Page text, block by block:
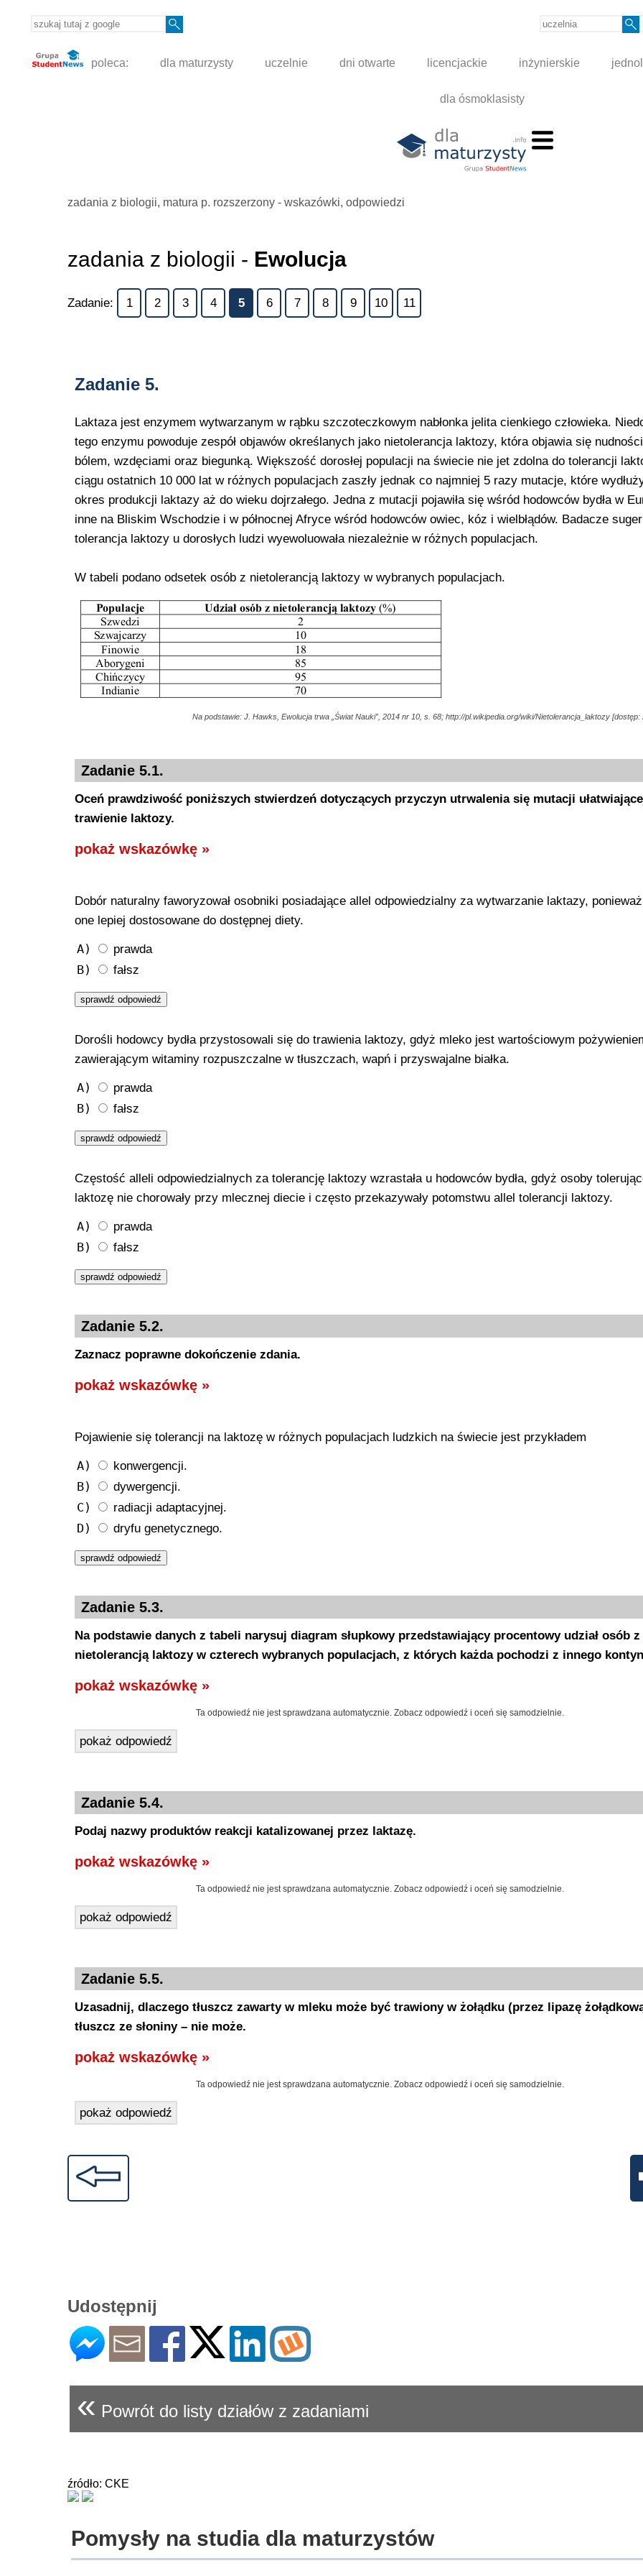
poleca: dla maturzysty uczelnie dni otwarte licencjackie inżynierskie
dla ósmoklasisty
zadania z biologii, matura p. rozszerzony - wskazówki, odpowiedzi
zadania z biologii - Ewolucja
Zadanie: 1 2 3 4 5 6 7 8 9 10 11
Zadanie 5.
Laktaza jest enzymem wytwarzanym w rąbku szczoteczkowym nabłonka jelita cienkiego człowieka.
tego enzymu powoduje zespół objawów określanych jako nietolerancja laktozy, która objawia się
bólem, wzdęciami oraz biegunką. Większość dorosłej populacji na świecie nie jet zdolna do tolerancji
ciągu ostatnich 10 000 lat w różnych populacjach zaszły jednak co najmniej 5 razy mutacje, które
okres produkcji laktazy aż do wieku dojrzałego. Jedna z mutacji pojawiła się wśród hodowców bydła w
inne na Bliskim Wschodzie i w północnej Afryce wśród hodowców owiec, kóz i wielbłądów. Badacze
tolerancja laktozy u dorosłych ludzi wyewoluowała niezależnie w różnych populacjach.
W tabeli podano odsetek osób z nietolerancją laktozy w wybranych populacjach.
Na podstawie: J. Hawks, Ewolucja trwa „Świat Nauki”, 2014 nr 10, s. 68; http://pl.wikipedia.org/wiki/Nietolerancja_laktozy [dostęp:
Zadanie 5.1.
Oceń prawdziwość poniższych stwierdzeń dotyczących przyczyn utrwalenia się mutacji
trawienie laktozy.
pokaż wskazówkę »
Dobór naturalny faworyzował osobniki posiadające allel odpowiedzialny za wytwarzanie laktazy, ponieważ
one lepiej dostosowane do dostępnej diety.
A) prawda
B) fałsz
Dorośli hodowcy bydła przystosowali się do trawienia laktozy, gdyż mleko jest wartościowym
zawierającym witaminy rozpuszczalne w tłuszczach, wapń i przyswajalne białka.
A) prawda
B) fałsz
Częstość alleli odpowiedzialnych za tolerancję laktozy wzrastała u hodowców bydła, gdyż osoby
laktozę nie chorowały przy mlecznej diecie i często przekazywały potomstwu allel tolerancji laktozy.
A) prawda
B) fałsz
Zadanie 5.2.
Zaznacz poprawne dokończenie zdania.
pokaż wskazówkę »
Pojawienie się tolerancji na laktozę w różnych populacjach ludzkich na świecie jest przykładem
A) konwergencji.
B) dywergencji.
C) radiacji adaptacyjnej.
D) dryfu genetycznego.
Zadanie 5.3.
Na podstawie danych z tabeli narysuj diagram słupkowy przedstawiający procentowy udział osób z
nietolerancją laktozy w czterech wybranych populacjach, z których każda pochodzi z innego
pokaż wskazówkę »
Ta odpowiedź nie jest sprawdzana automatycznie. Zobacz odpowiedź i oceń się samodzielnie.
pokaż odpowiedź
Zadanie 5.4.
Podaj nazwy produktów reakcji katalizowanej przez laktazę.
pokaż wskazówkę »
Ta odpowiedź nie jest sprawdzana automatycznie. Zobacz odpowiedź i oceń się samodzielnie.
pokaż odpowiedź
Zadanie 5.5.
Uzasadnij, dlaczego tłuszcz zawarty w mleku może być trawiony w żołądku (przez lipazę
tłuszcz ze słoniny – nie może.
pokaż wskazówkę »
Ta odpowiedź nie jest sprawdzana automatycznie. Zobacz odpowiedź i oceń się samodzielnie.
pokaż odpowiedź
Udostępnij
« Powrót do listy działów z zadaniami
źródło: CKE
Pomysły na studia dla maturzystów